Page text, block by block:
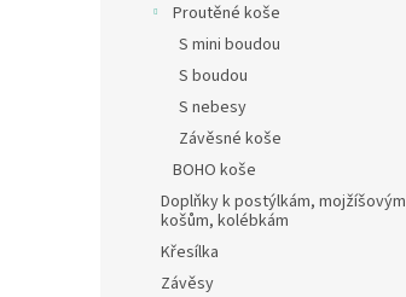
Proutěné koše
S mini boudou
S boudou
S nebesy
Závěsné koše
BOHO koše
Doplňky k postýlkám, mojžíšovým
košům, kolébkám
Křesílka
Závěsy